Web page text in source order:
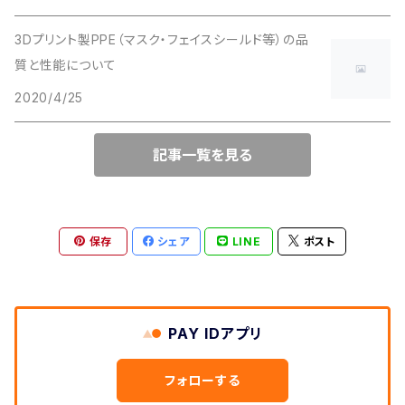
3Dプリント製PPE（マスク・フェイスシールド等）の品
質と性能について
2020/4/25
記事一覧を見る
保存 シェア LINE ポスト
PAY IDアプリ
フォローする